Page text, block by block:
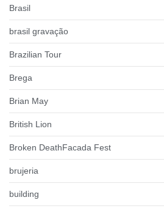
Brasil
brasil gravação
Brazilian Tour
Brega
Brian May
British Lion
Broken DeathFacada Fest
brujeria
building